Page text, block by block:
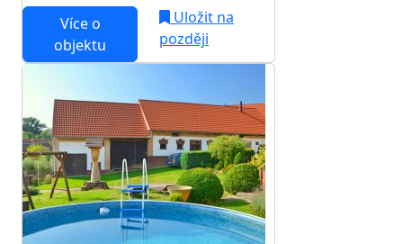
Více o
objektu
Uložit na
později